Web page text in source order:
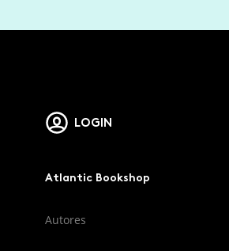
LOGIN
Atlantic Bookshop
Autores